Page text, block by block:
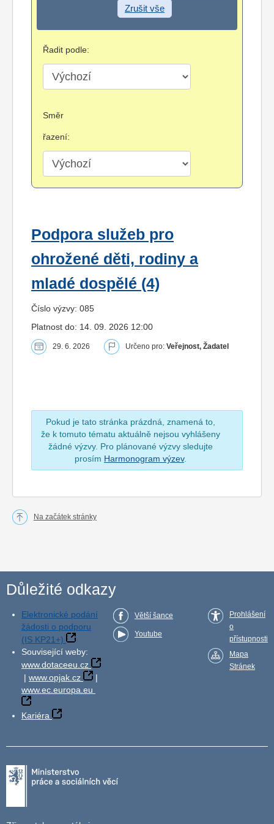
Zrušit vše
Řadit podle:
Směr
řazení:
Podpora služeb pro
ohrožené děti, rodiny a
mladé dospělé (4)
Číslo výzvy: 085
Platnost do: 14. 09. 2026 12:00
29. 6. 2026 Určeno pro: Veřejnost, Žadatel
Pokud je tato stránka prázdná, znamená to,
že k tomuto tématu aktuálně nejsou vyhlášeny
žádné výzvy. Pro plánované výzvy sledujte
prosím Harmonogram výzev.
Na začátek stránky
Důležité odkazy
Elektronické podání
žádosti o podporu
(IS KP21+)
Související weby:
www.dotaceeu.cz
| www.opjak.cz
|
www.ec.europa.eu
Kariéra
Větší šance
Youtube
Prohlášení
o
přístupnosti
Mapa
Stránek